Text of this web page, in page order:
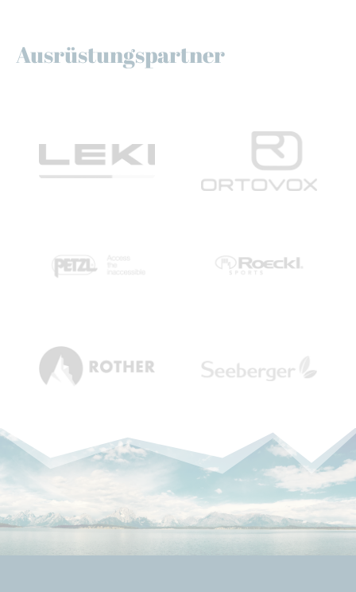
Ausrüstungspartner